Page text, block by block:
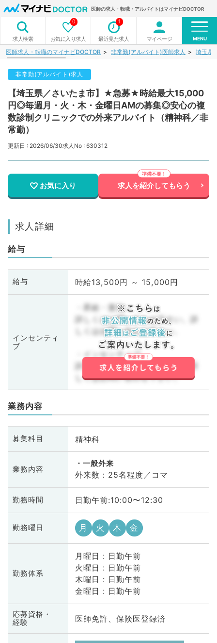
医師の求人・転職・アルバイトはマイナビDOCTOR
求人検索 お気に入り求人
0
最近見た求人
1
マイページ MENU
医師求人・転職のマイナビDOCTOR 非常勤(アルバイト)医師求人 埼玉県
非常勤(アルバイト)求人
【埼玉県／さいたま市】★急募★時給最大15,000
円◎毎週月・火・木・金曜日AMの募集◎安心の複
数診制クリニックでの外来アルバイト（精神科／非
常勤）
更新日 : 2026/06/30求人No : 630312
お気に入り 求人を紹介してもらう
求人詳細
給与
給与 時給13,500円 ～ 15,000円
インセンティ
ブ
・昇給・賞与
詳しくはお問い合わせ下さい。詳
しくはお問い合わせ下さい。
・インセンティブ
詳しくはお問い合わせ下さい。詳
しくはお問い合わせ下さい。
業務内容
募集科目 精神科
業務内容
一般外来
外来数：25名程度／コマ
勤務時間 日勤午前:10:00〜12:30
勤務曜日 月 火 木 金
勤務体系
月曜日 : 日勤午前
火曜日 : 日勤午前
木曜日 : 日勤午前
金曜日 : 日勤午前
応募資格・
経験
医師免許、保険医登録済